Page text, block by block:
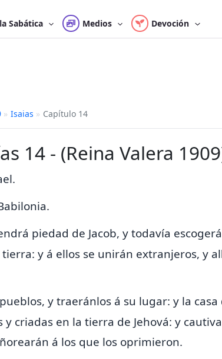
Sabática Medios Devoción
» Isaias » Capítulo 14
14 - (Reina Valera
piedad de Jacob, ytodavía
tierra: y á ellos se unirán extranjeros, y
y traeránlos á su lugar: y la casa
y criadas en la tierra de Jehová: y
á los que los oprimieron.